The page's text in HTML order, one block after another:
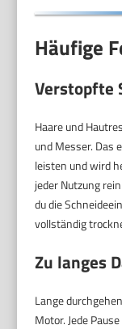
Häufige
Verstopfte
Haare und
und Messer. Das
leisten und wird
jeder Nutzung
du die
vollständig
Zu langes
Lange
Motor. Jede